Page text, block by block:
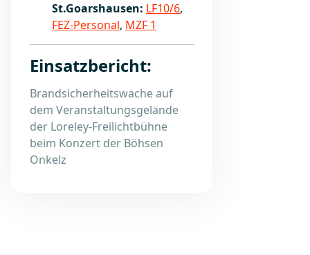
St.Goarshausen: LF10/6,
FEZ-Personal, MZF 1
Einsatzbericht:
Brandsicherheitswache auf
dem Veranstaltungsgelände
der Loreley-Freilichtbühne
beim Konzert der Böhsen
Onkelz